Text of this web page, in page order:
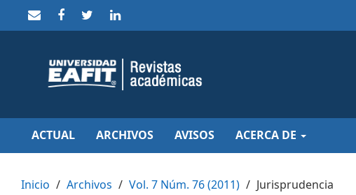
to
Main
Navigation
Content
Sidebar
ACTUAL ARCHIVOS AVISOS ACERCA DE
Inicio Archivos Vol. 7 Núm. 76 (2011) Jurisprudencia